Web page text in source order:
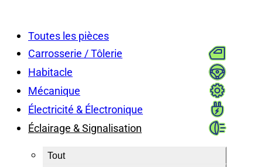
Toutes les pièces
Carrosserie / Tôlerie
Habitacle
Mécanique
Électricité & Électronique
Éclairage & Signalisation
Tout